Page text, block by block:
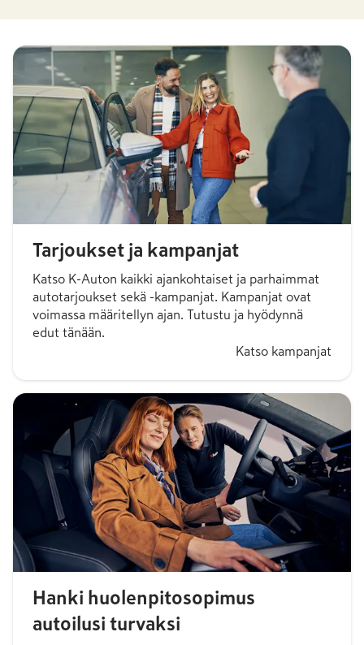
26,69 € /kk 1 150,30 €
Tarjoukset ja kampanjat
Katso K-Auton kaikki ajankohtaiset ja parhaimmat
autotarjoukset sekä -kampanjat. Kampanjat ovat
voimassa määritellyn ajan. Tutustu ja hyödynnä
edut tänään.
Katso kampanjat
Hanki huolenpitosopimus
autoilusi turvaksi